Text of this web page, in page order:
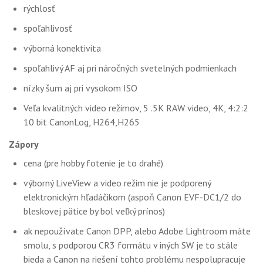
rýchlosť
spoľahlivosť
výborná konektivita
spoľahlivý AF aj pri náročných svetelných podmienkach
nízky šum aj pri vysokom ISO
Veľa kvalitných video režimov, 5 .5K RAW video, 4K, 4:2:2
10 bit CanonLog, H264,H265
Zápory
cena (pre hobby fotenie je to drahé)
výborný LiveView a video režim nie je podporený
elektronickým hľadáčikom (aspoň Canon EVF-DC1/2 do
bleskovej pätice by bol veľký prínos)
ak nepoužívate Canon DPP, alebo Adobe Lightroom máte
smolu, s podporou CR3 formátu v iných SW je to stále
bieda a Canon na riešení tohto problému nespolupracuje